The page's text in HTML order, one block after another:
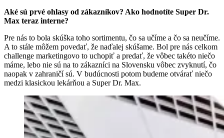
Aké sú prvé ohlasy od zákazníkov? Ako hodnotíte Super Dr.
Max teraz interne?
Pre nás to bola skúška toho sortimentu, čo sa učíme a čo sa neučíme.
A to stále môžem povedať, že naďalej skúšame. Bol pre nás celkom
challenge marketingovo to uchopiť a predať, že vôbec takéto niečo
máme, lebo nie sú na to zákazníci na Slovensku vôbec zvyknutí, čo
naopak v zahraničí sú. V budúcnosti potom budeme otvárať niečo
medzi klasickou lekárňou a Super Dr. Max.